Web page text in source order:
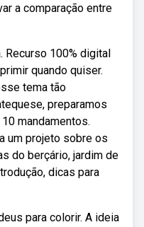
a comparação entre
Recurso 100% digital
quando quiser.
tema tão
preparamos
mandamentos.
um projeto sobre os
do berçário, jardim de
dicas para
para colorir. A ideia